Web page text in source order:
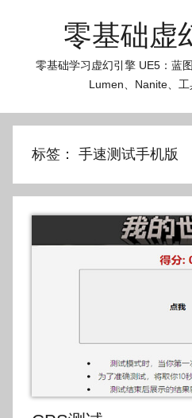
零基础虚
零基础学习虚幻引擎 UE5：蓝
Lumen、Nanite、工
标签： 手速测试手机版